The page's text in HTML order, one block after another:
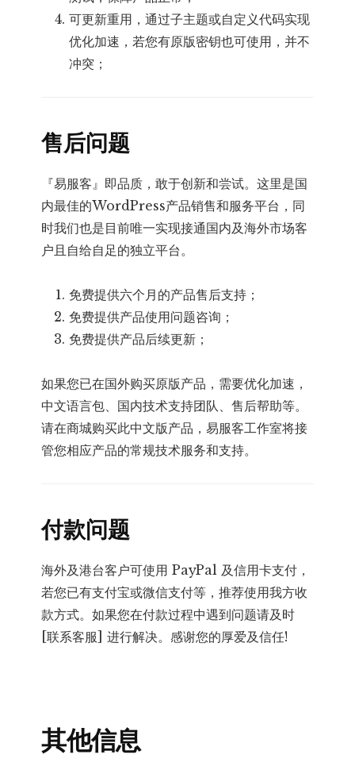
可更新重用，通过子主题或自定义代码实现
优化加速，若您有原版密钥也可使用，并不
冲突；
售后问题
『易服客』即品质，敢于创新和尝试。这里是国
内最佳的WordPress产品销售和服务平台，同
时我们也是目前唯一实现接通国内及海外市场客
户且自给自足的独立平台。
免费提供六个月的产品售后支持；
免费提供产品使用问题咨询；
免费提供产品后续更新；
如果您已在国外购买原版产品，需要优化加速，
中文语言包、国内技术支持团队、售后帮助等。
请在商城购买此中文版产品，易服客工作室将接
管您相应产品的常规技术服务和支持。
付款问题
海外及港台客户可使用 PayPal 及信用卡支付，
若您已有支付宝或微信支付等，推荐使用我方收
款方式。如果您在付款过程中遇到问题请及时
[联系客服] 进行解决。感谢您的厚爱及信任!
其他信息